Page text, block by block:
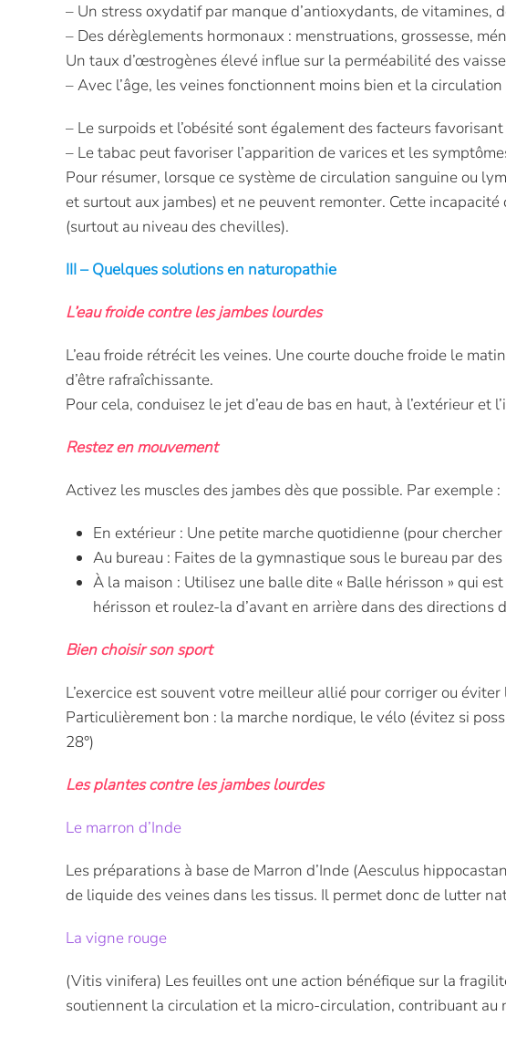
– Un stress oxydatif par manque d’antioxydants, de vitamines,
– Des dérèglements hormonaux : menstruations, grossesse,
Un taux d’œstrogènes élevé influe sur la perméabilité des
– Avec l’âge, les veines fonctionnent moins bien et la
– Le surpoids et l’obésité sont également des facteurs
– Le tabac peut favoriser l’apparition de varices et les
Pour résumer, lorsque ce système de circulation sanguine ou
et surtout aux jambes) et ne peuvent remonter. Cette
(surtout au niveau des chevilles).
III – Quelques solutions en naturopathie
L’eau froide contre les jambes lourdes
L’eau froide rétrécit les veines. Une courte douche froide le
d’être rafraîchissante.
Pour cela, conduisez le jet d’eau de bas en haut, à l’extérieur et
Restez en mouvement
Activez les muscles des jambes dès que possible. Par exemple :
En extérieur : Une petite marche quotidienne (pour
Au bureau : Faites de la gymnastique sous le bureau par
À la maison : Utilisez une balle dite « Balle hérisson » qui
hérisson et roulez-la d’avant en arrière dans des directions
Bien choisir son sport
L’exercice est souvent votre meilleur allié pour corriger ou
Particulièrement bon : la marche nordique, le vélo (évitez si
28°)
Les plantes contre les jambes lourdes
Le marron d’Inde
Les préparations à base de Marron d’Inde (Aesculus
de liquide des veines dans les tissus. Il permet donc de lutter
La vigne rouge
(Vitis vinifera) Les feuilles ont une action bénéfique sur la
soutiennent la circulation et la micro-circulation, contribuant